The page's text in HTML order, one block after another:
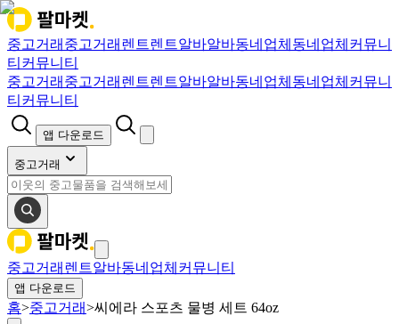
중고거래 중고거래 렌트렌트알바알바동네업체 동네업체 커뮤니
티 커뮤니티
중고거래 중고거래 렌트렌트알바알바동네업체 동네업체 커뮤니
티 커뮤니티
앱 다운로드
중고거래
중고거래 렌트알바동네업체 커뮤니티
앱 다운로드
홈>중고거래>씨에라 스포츠 물병 세트 64oz